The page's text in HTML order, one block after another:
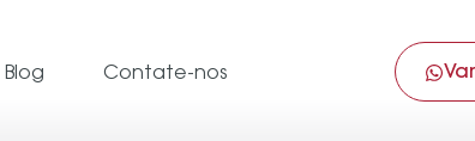
Blog Contate-nos